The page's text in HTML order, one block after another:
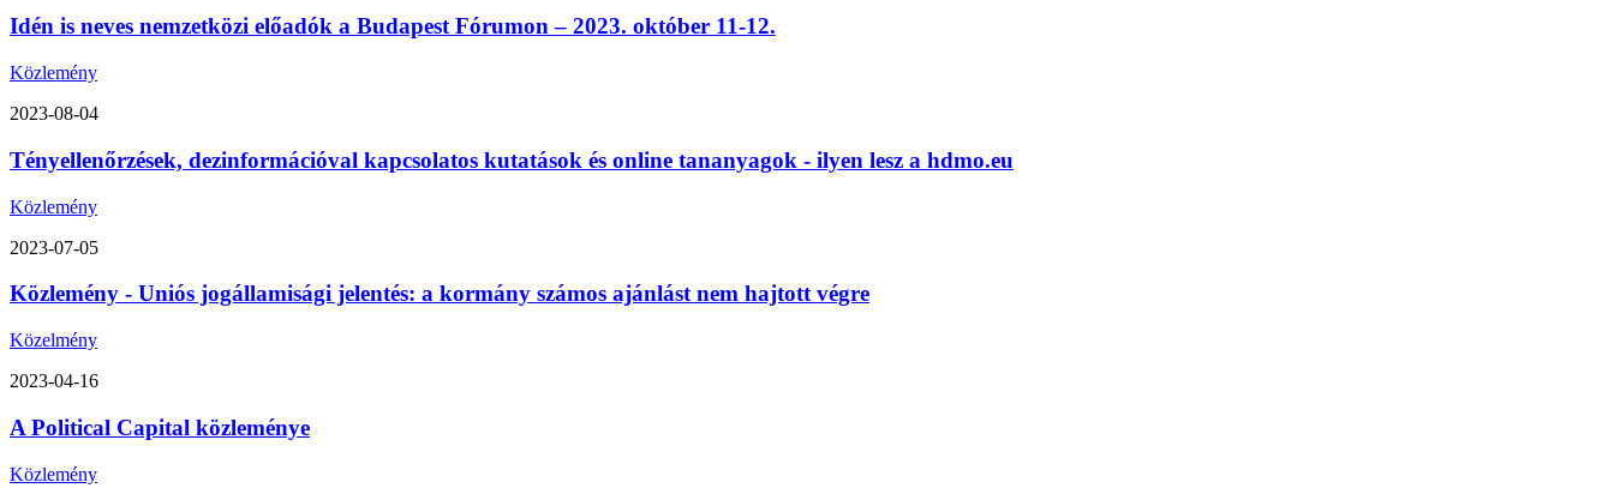
Idén is neves nemzetközi előadók a Budapest Fórumon – 2023. október 11-12.
Közlemény
2023-08-04
Tényellenőrzések, dezinformációval kapcsolatos kutatások és online tananyagok - ilyen lesz a hdmo.eu
Közlemény
2023-07-05
Közlemény - Uniós jogállamisági jelentés: a kormány számos ajánlást nem hajtott végre
Közelmény
2023-04-16
A Political Capital közleménye
Közlemény